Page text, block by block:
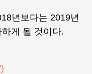
년보다는 2019년
게 될 것이다.